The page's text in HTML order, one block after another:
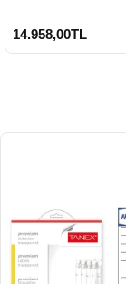
14.958,00TL